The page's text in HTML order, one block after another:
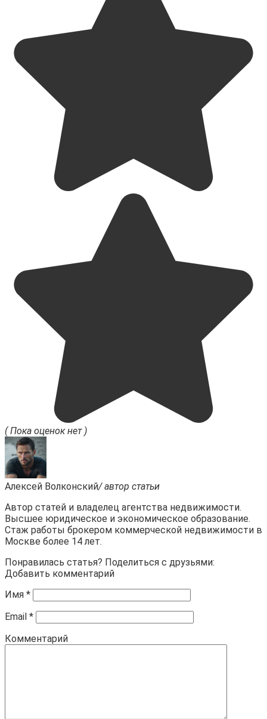
( Пока оценок нет )
Алексей Волконский/ автор статьи
Автор статей и владелец агентства недвижимости.
Высшее юридическое и экономическое образование.
Стаж работы брокером коммерческой недвижимости в
Москве более 14 лет.
Понравилась статья? Поделиться с друзьями:
Добавить комментарий
Имя *
Email *
Комментарий